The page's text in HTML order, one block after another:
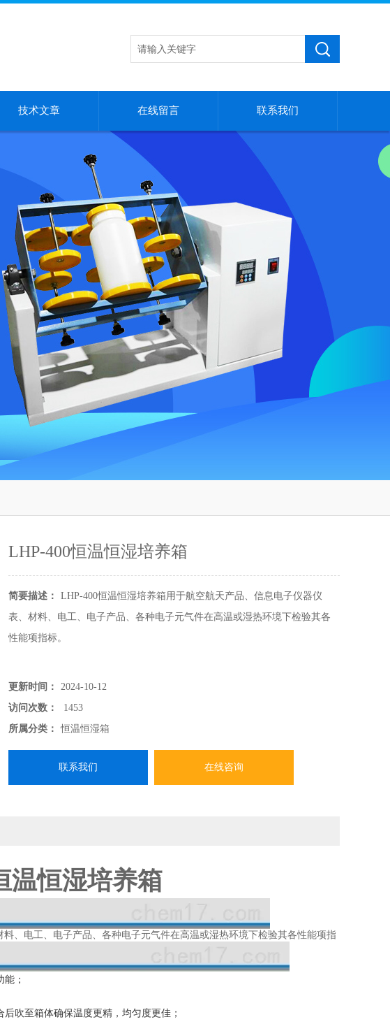
技术文章 在线留言 联系我们
LHP-400恒温恒湿培养箱
简要描述：
LHP-400恒温恒湿培养箱用于航空航天产品、信息电子仪器仪
表、材料、电工、电子产品、各种电子元气件在高温或湿热环境下检验其各
性能项指标。
更新时间：
2024-10-12
访问次数：
1453
所属分类：
恒温恒湿箱
联系我们 在线咨询
温恒湿培养箱
、电工、电子产品、各种电子元气件在高温或湿热环境下检验其各性能项指
；
吹至箱体确保温度更精，均匀度更佳；